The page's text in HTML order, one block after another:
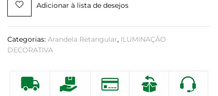
Adicionar à lista de desejos
Categorias: Arandela Retangular, ILUMINAÇÃO
DECORATIVA